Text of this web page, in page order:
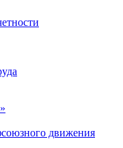
движения